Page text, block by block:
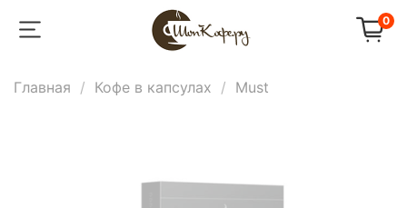
0
Главная Кофе в капсулах Must